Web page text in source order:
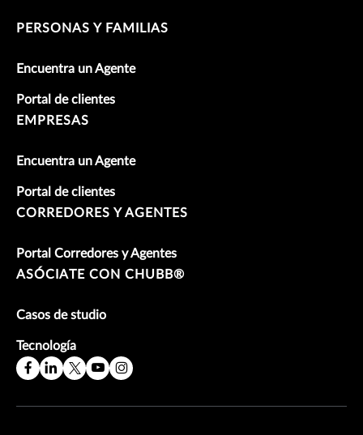
PERSONAS Y FAMILIAS
Encuentra un Agente
Portal de clientes
EMPRESAS
Encuentra un Agente
Portal de clientes
CORREDORES Y AGENTES
Portal Corredores y Agentes
ASÓCIATE CON CHUBB®
Casos de studio
Tecnología